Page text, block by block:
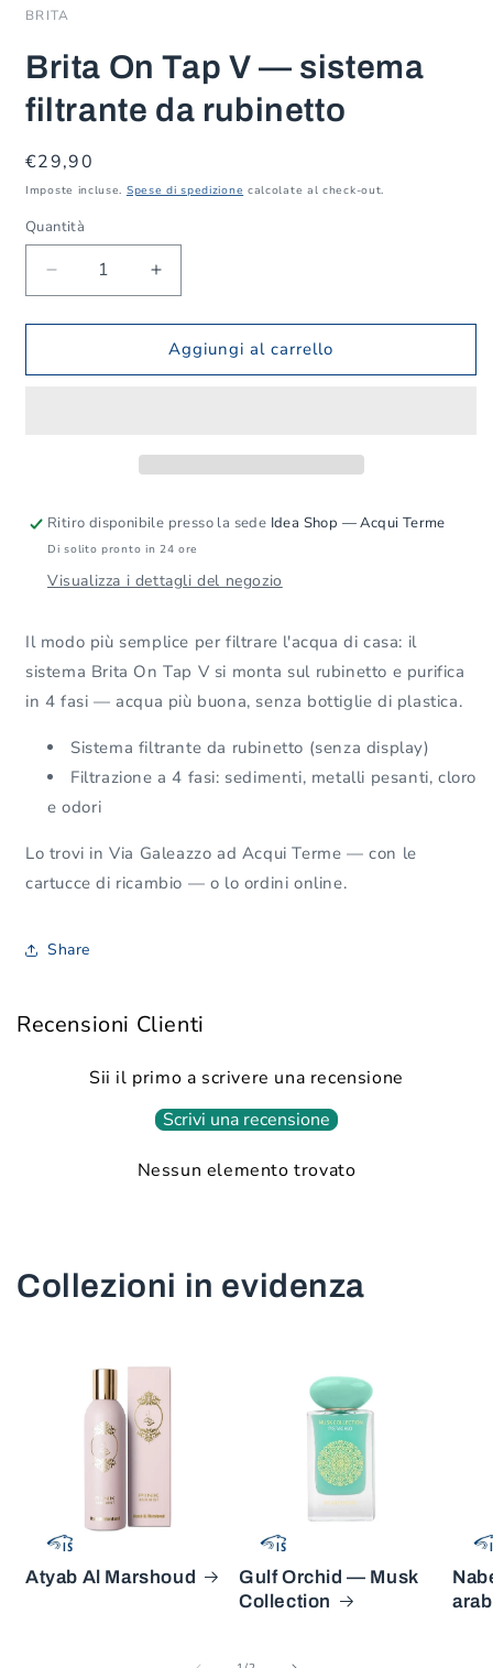
1
modale
BRITA
Brita On Tap V — sistema
filtrante da rubinetto
Prezzo
di
listino
€29,90
Imposte incluse. Spese di spedizione calcolate al check-out.
Quantità
Quantità
Diminuisci
quantità
per
On
rubinetto
Aumenta
quantità
per
Brita
On
rubinetto
Aggiungi al carrello
Ritiro disponibile presso la sede Idea Shop — Acqui Terme
Di solito pronto in 24 ore
Visualizza i dettagli del negozio
Il modo più semplice per filtrare l'acqua di casa: il
sistema Brita On Tap V si monta sul rubinetto e purifica
in 4 fasi — acqua più buona, senza bottiglie di plastica.
Sistema filtrante da rubinetto (senza display)
Filtrazione a 4 fasi: sedimenti, metalli pesanti, cloro
e odori
Lo trovi in Via Galeazzo ad Acqui Terme — con le
cartucce di ricambio — o lo ordini online.
Share
Recensioni Clienti
Sii il primo a scrivere una recensione
Scrivi una recensione
Nessun elemento trovato
Collezioni in evidenza
Atyab Al Marshoud
Gulf Orchid — Musk
Collection